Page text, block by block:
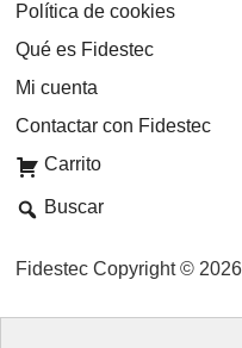
Política de cookies
Qué es Fidestec
Mi cuenta
Contactar con Fidestec
Carrito
Buscar
Fidestec Copyright © 2026